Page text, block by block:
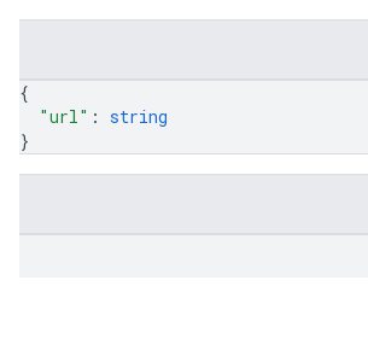
{
"url" : string
}